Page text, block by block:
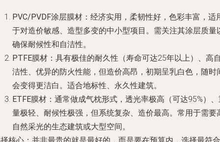
PVC/PVDF涂层膜材 ：经济实用，柔韧性好，色彩丰富，适
于对造价敏感、造型多变的中小型项目。需关注其涂层质量
确保耐候性和自洁性。
PTFE膜材 ：具有极佳的耐久性（寿命可达25年以上）、高
洁性、优异的防火性能，但造价高昂，初期呈乳白色，随时
会变得更洁白。适合地标性、永久性建筑。
ETFE膜材 ：通常做成气枕形式，透光率极高（可达95%）
量极轻、耐候性极强，但系统复杂、造价最高。常用于需要
自然采光的生态建筑或大型空间。